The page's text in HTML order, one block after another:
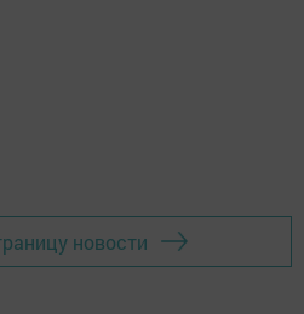
новости